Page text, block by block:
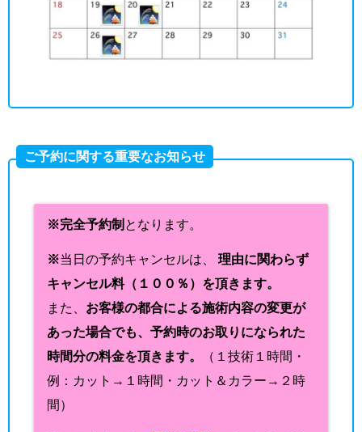
ご予約に関する重要なお知らせ
※完全予約制 となります。
※当日の予約キャンセルは、 理由に関わらず
キャンセル料（１００％）を頂きます。
また、 お客様の都合による施術内容の変更が
あった場合でも、予約時のお取りになられた
時間分の料金を頂きます。
（１技術１時間・
例：カット→１時間・カット＆カラー→２時
間）